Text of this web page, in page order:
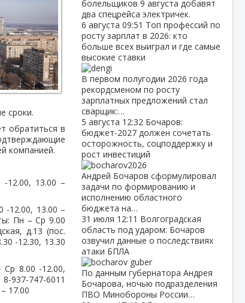
сроки.
обратиться в
компанией.
12.00, 13.00 –
-12.00, 13.00 –
Пн – Ср 9.00
д.13 (пос.
-12.30, 13.30
8.00 -12.00,
937-747-6011
17.00
болельщиков 9 августа добавят
два спецрейса электричек.
6 августа 09:51 Топ профессий по
росту зарплат в 2026: кто
больше всех выиграл и где самые
высокие ставки
В первом полугодии 2026 года
рекордсменом по росту
зарплатных предложений стал
сварщик:…
5 августа 12:32 Бочаров:
бюджет‑2027 должен сочетать
осторожность, соцподдержку и
рост инвестиций
Андрей Бочаров сформулировал
задачи по формированию и
исполнению областного
бюджета на…
31 июля 12:11 Волгоградская
область под ударом: Бочаров
озвучил данные о последствиях
атаки БПЛА
По данным губернатора Андрея
Бочарова, ночью подразделения
ПВО Минобороны России…